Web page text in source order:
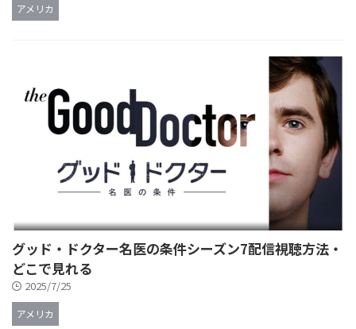
アメリカ
グッド・ドクター名医の条件シーズン7配信視聴方法・
どこで見れる
2025/7/25
アメリカ